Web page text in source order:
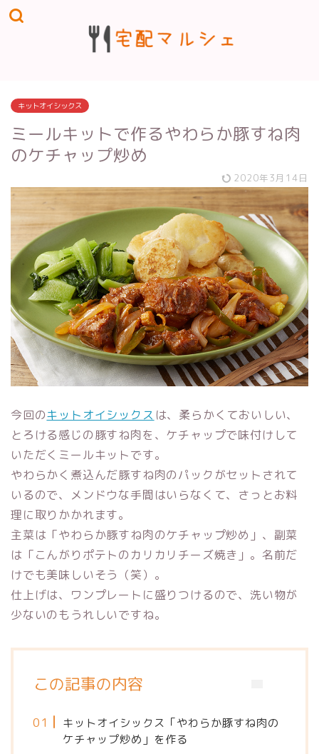
キットオイシックス
ミールキットで作るやわらか豚すね肉
のケチャップ炒め
2020年3月14日
今回のキットオイシックス は、柔らかくておいしい、
とろける感じの豚すね肉を、ケチャップで味付けして
いただくミールキットです。
やわらかく煮込んだ豚すね肉のパックがセットされて
いるので、メンドウな手間はいらなくて、さっとお料
理に取りかかれます。
主菜は「やわらか豚すね肉のケチャップ炒め」、副菜
は「こんがりポテトのカリカリチーズ焼き」。名前だ
けでも美味しいそう（笑）。
仕上げは、ワンプレートに盛りつけるので、洗い物が
少ないのもうれしいですね。
この記事の内容
キットオイシックス「やわらか豚すね肉の
ケチャップ炒め」を作る